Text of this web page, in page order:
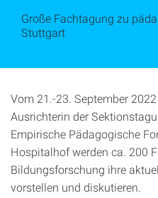
Große Fachtagung zu
Stuttgart
Vom 21.-23. September
Ausrichterin der
Empirische Pädagogische
Hospitalhof werden ca. 200
Bildungsforschung ihre
vorstellen und diskutieren.